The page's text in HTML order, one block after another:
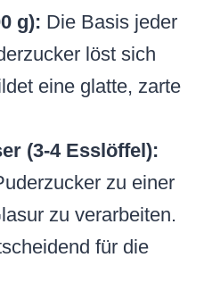
g): Die Basis jeder
löst sich
eine glatte, zarte
(3-4 Esslöffel):
zu einer
zu verarbeiten.
für die